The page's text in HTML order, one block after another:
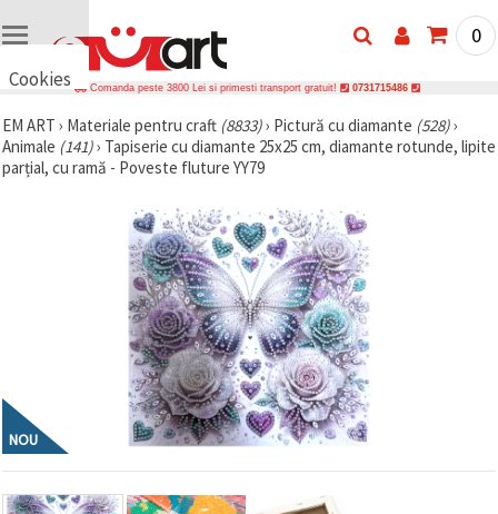
Cookies
vrem să vă
oferim
câteva
cookie -uri.
aici,
amintindu-
vă de
vizitele.
0
Comanda peste 3800 Lei si primesti transport gratuit! 0731715486
EM ART › Materiale pentru craft (8833)› Pictură cu diamante (528)›
Animale (141)› Tapiserie cu diamante 25x25 cm, diamante rotunde, lipite
parțial, cu ramă - Poveste fluture YY79
NOU